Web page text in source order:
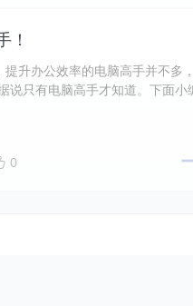
！
升办公效率的电脑高手并不多，
说只有电脑高手才知道。下面小
0